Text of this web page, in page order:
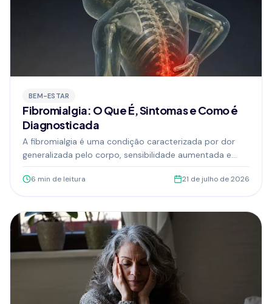
BEM-ESTAR
Fibromialgia: O Que É, Sintomas e Como é
Diagnosticada
A fibromialgia é uma condição caracterizada por dor
generalizada pelo corpo, sensibilidade aumentada e
sono e o bem-estar emocional.
6 min de leitura 21 de julho de 2026